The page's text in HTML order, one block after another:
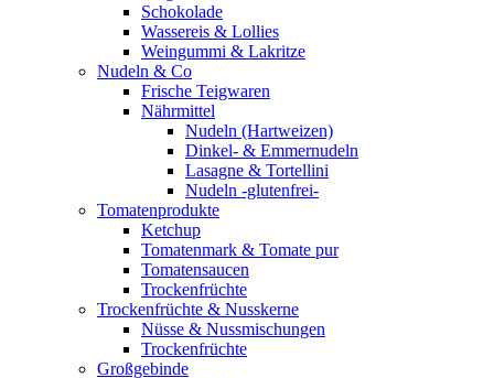
Schokolade
Wassereis & Lollies
Weingummi & Lakritze
Nudeln & Co
Frische Teigwaren
Nährmittel
Nudeln (Hartweizen)
Dinkel- & Emmernudeln
Lasagne & Tortellini
Nudeln -glutenfrei-
Tomatenprodukte
Ketchup
Tomatenmark & Tomate pur
Tomatensaucen
Trockenfrüchte
Trockenfrüchte & Nusskerne
Nüsse & Nussmischungen
Trockenfrüchte
Großgebinde